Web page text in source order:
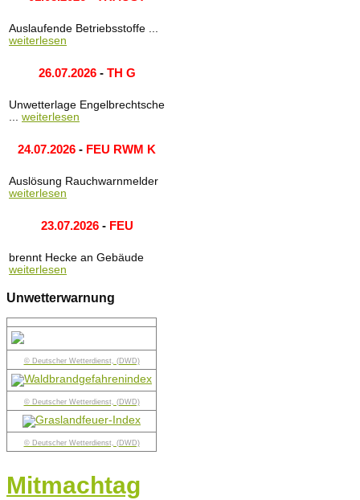
Auslaufende Betriebsstoffe ...
weiterlesen
26.07.2026- TH G
Unwetterlage Engelbrechtsche
... weiterlesen
24.07.2026 - FEU RWM K
Auslösung Rauchwarnmelder
weiterlesen
23.07.2026- FEU
brennt Hecke an Gebäude
weiterlesen
Unwetterwarnung
© Deutscher Wetterdienst, (DWD)
© Deutscher Wetterdienst, (DWD)
© Deutscher Wetterdienst, (DWD)
Mitmachtag